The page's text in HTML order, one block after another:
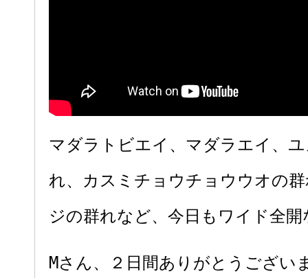
マダラトビエイ、マダラエイ、
れ、カスミチョウチョウウオの
ジの群れなど、今日もワイド全
Mさん、２日間ありがとうござい